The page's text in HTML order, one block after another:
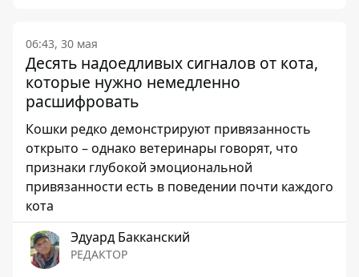
06:43, 30 мая
Десять надоедливых сигналов от кота,
которые нужно немедленно
расшифровать
Кошки редко демонстрируют привязанность
открыто – однако ветеринары говорят, что
признаки глубокой эмоциональной
привязанности есть в поведении почти каждого
кота
Эдуард Бакканский
РЕДАКТОР